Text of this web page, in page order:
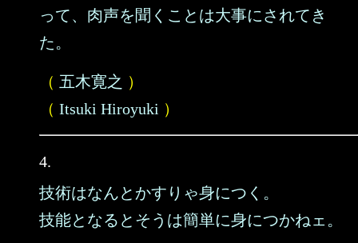
って、肉声を聞くことは大事にされてき
た。
（ 五木寛之 ）
（ Itsuki Hiroyuki ）
4.
技術はなんとかすりゃ身につく。
技能となるとそうは簡単に身につかねェ。